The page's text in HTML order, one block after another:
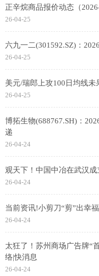
正辛烷商品报价动态（2026-
26-04-25
六九一二(301592.SZ)：
26-04-25
美元/瑞郎上攻100日均线
26-04-25
博拓生物(688767.SH)：
递
26-04-24
观天下！中国中冶在武汉
26-04-24
当前资讯!小剪刀“剪”出幸
26-04-24
太狂了！苏州商场广告牌“
络|快消息
26-04-24